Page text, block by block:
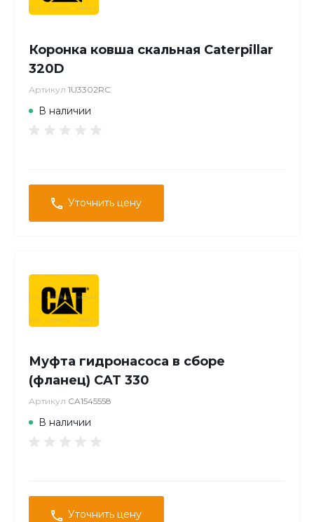
Коронка ковша скальная Caterpillar
320D
Артикул 1U3302RC
В наличии
Уточнить цену
Муфта гидронасоса в сборе
(фланец) CAT 330
Артикул CA1545558
В наличии
Уточнить цену